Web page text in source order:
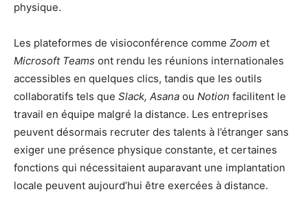
physique.
Les plateformes de visioconférence comme Zoom et
Microsoft Teams ont rendu les réunions internationales
accessibles en quelques clics, tandis que les outils
collaboratifs tels que Slack, Asana ou Notion facilitent le
travail en équipe malgré la distance. Les entreprises
peuvent désormais recruter des talents à l’étranger sans
exiger une présence physique constante, et certaines
fonctions qui nécessitaient auparavant une implantation
locale peuvent aujourd’hui être exercées à distance.